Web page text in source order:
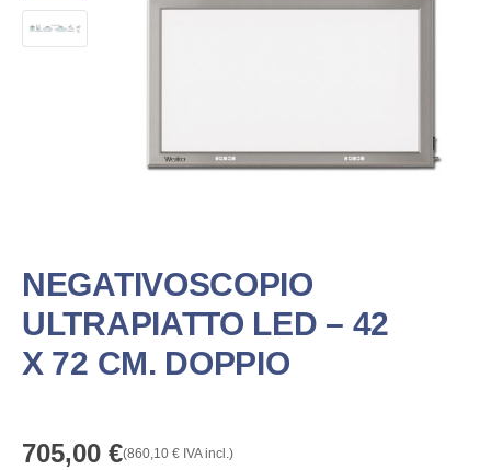
NEGATIVOSCOPIO
ULTRAPIATTO LED – 42
X 72 CM. DOPPIO
705,00 €(860,10 € IVA incl.)